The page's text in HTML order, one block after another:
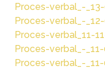
Proces-verbal_-
Proces-verbal_-
Proces-verbal_11-
Proces-verbal_-
Proces-verbal_-